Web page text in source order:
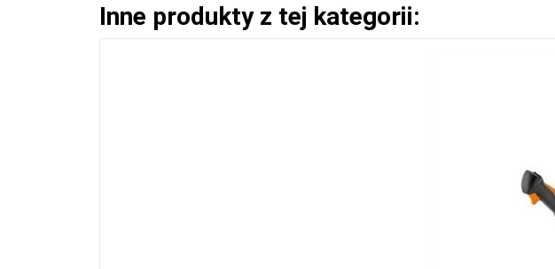
Inne produkty z tej kategorii: